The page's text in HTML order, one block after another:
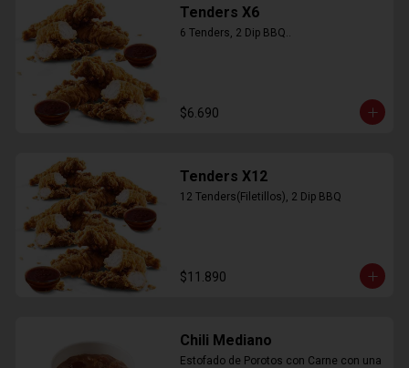
Tenders X6
6 Tenders, 2 Dip BBQ..
$6.690
Tenders X12
12 Tenders(Filetillos), 2 Dip BBQ
$11.890
Chili Mediano
Estofado de Porotos con Carne con una